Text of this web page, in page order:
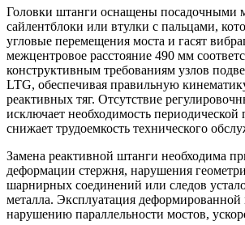
Головки штанги оснащены посадочными
сайлентблоки или втулки с пальцами,
угловые перемещения моста и гасят
межцентровое расстояние 490 мм
конструктивным требованиям узлов
LTG, обеспечивая правильную
реактивных тяг. Отсутствие
исключает необходимость периодической
снижает трудоемкость технического
Замена реактивной штанги необходима
деформации стержня, нарушения
шарнирных соединений или следов
металла. Эксплуатация
нарушению параллельности мостов,